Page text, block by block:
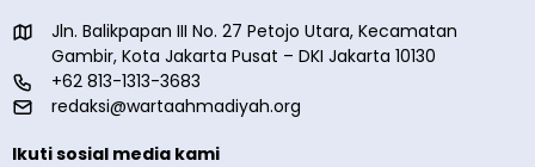
Jln. Balikpapan III No. 27 Petojo Utara, Kecamatan
Gambir, Kota Jakarta Pusat – DKI Jakarta 10130
+62 813-1313-3683
redaksi@wartaahmadiyah.org
Ikuti sosial media kami